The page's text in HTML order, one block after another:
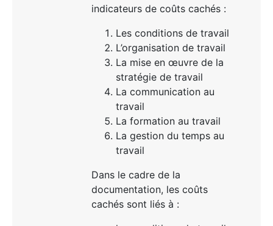
indicateurs de coûts cachés :
Les conditions de travail
L’organisation de travail
La mise en œuvre de la
stratégie de travail
La communication au
travail
La formation au travail
La gestion du temps au
travail
Dans le cadre de la
documentation, les coûts
cachés sont liés à :